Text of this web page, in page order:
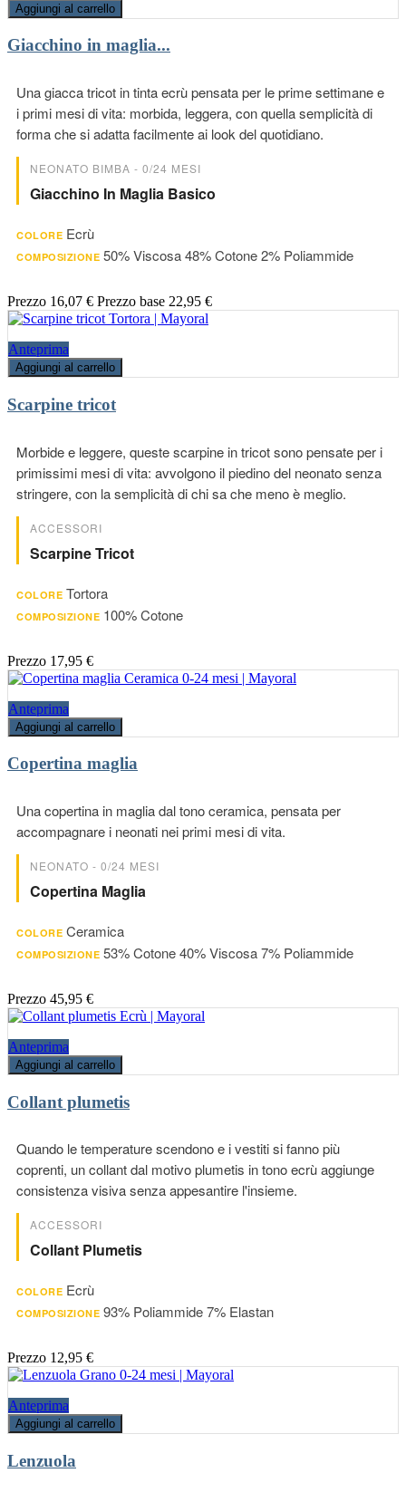
Aggiungi al carrello
Giacchino in maglia...
Una giacca tricot in tinta ecrù pensata per le prime settimane e
i primi mesi di vita: morbida, leggera, con quella semplicità di
forma che si adatta facilmente ai look del quotidiano.
NEONATO BIMBA - 0/24 MESI
Giacchino In Maglia Basico
COLORE Ecrù
COMPOSIZIONE 50% Viscosa 48% Cotone 2% Poliammide
Prezzo 16,07 € Prezzo base 22,95 €
Anteprima
Aggiungi al carrello
Scarpine tricot
Morbide e leggere, queste scarpine in tricot sono pensate per i
primissimi mesi di vita: avvolgono il piedino del neonato senza
stringere, con la semplicità di chi sa che meno è meglio.
ACCESSORI
Scarpine Tricot
COLORE Tortora
COMPOSIZIONE 100% Cotone
Prezzo 17,95 €
Anteprima
Aggiungi al carrello
Copertina maglia
Una copertina in maglia dal tono ceramica, pensata per
accompagnare i neonati nei primi mesi di vita.
NEONATO - 0/24 MESI
Copertina Maglia
COLORE Ceramica
COMPOSIZIONE 53% Cotone 40% Viscosa 7% Poliammide
Prezzo 45,95 €
Anteprima
Aggiungi al carrello
Collant plumetis
Quando le temperature scendono e i vestiti si fanno più
coprenti, un collant dal motivo plumetis in tono ecrù aggiunge
consistenza visiva senza appesantire l'insieme.
ACCESSORI
Collant Plumetis
COLORE Ecrù
COMPOSIZIONE 93% Poliammide 7% Elastan
Prezzo 12,95 €
Anteprima
Aggiungi al carrello
Lenzuola